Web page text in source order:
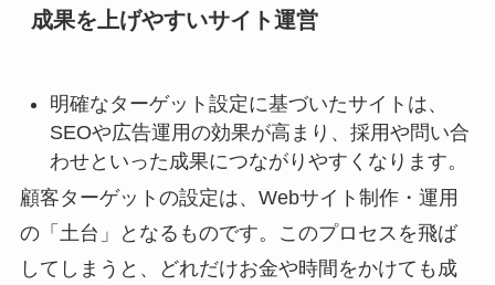
成果を上げやすいサイト運営
明確なターゲット設定に基づいたサイトは、
SEOや広告運用の効果が高まり、採用や問い合
わせといった成果につながりやすくなります。
顧客ターゲットの設定は、Webサイト制作・運用
の「土台」となるものです。このプロセスを飛ば
してしまうと、どれだけお金や時間をかけても成